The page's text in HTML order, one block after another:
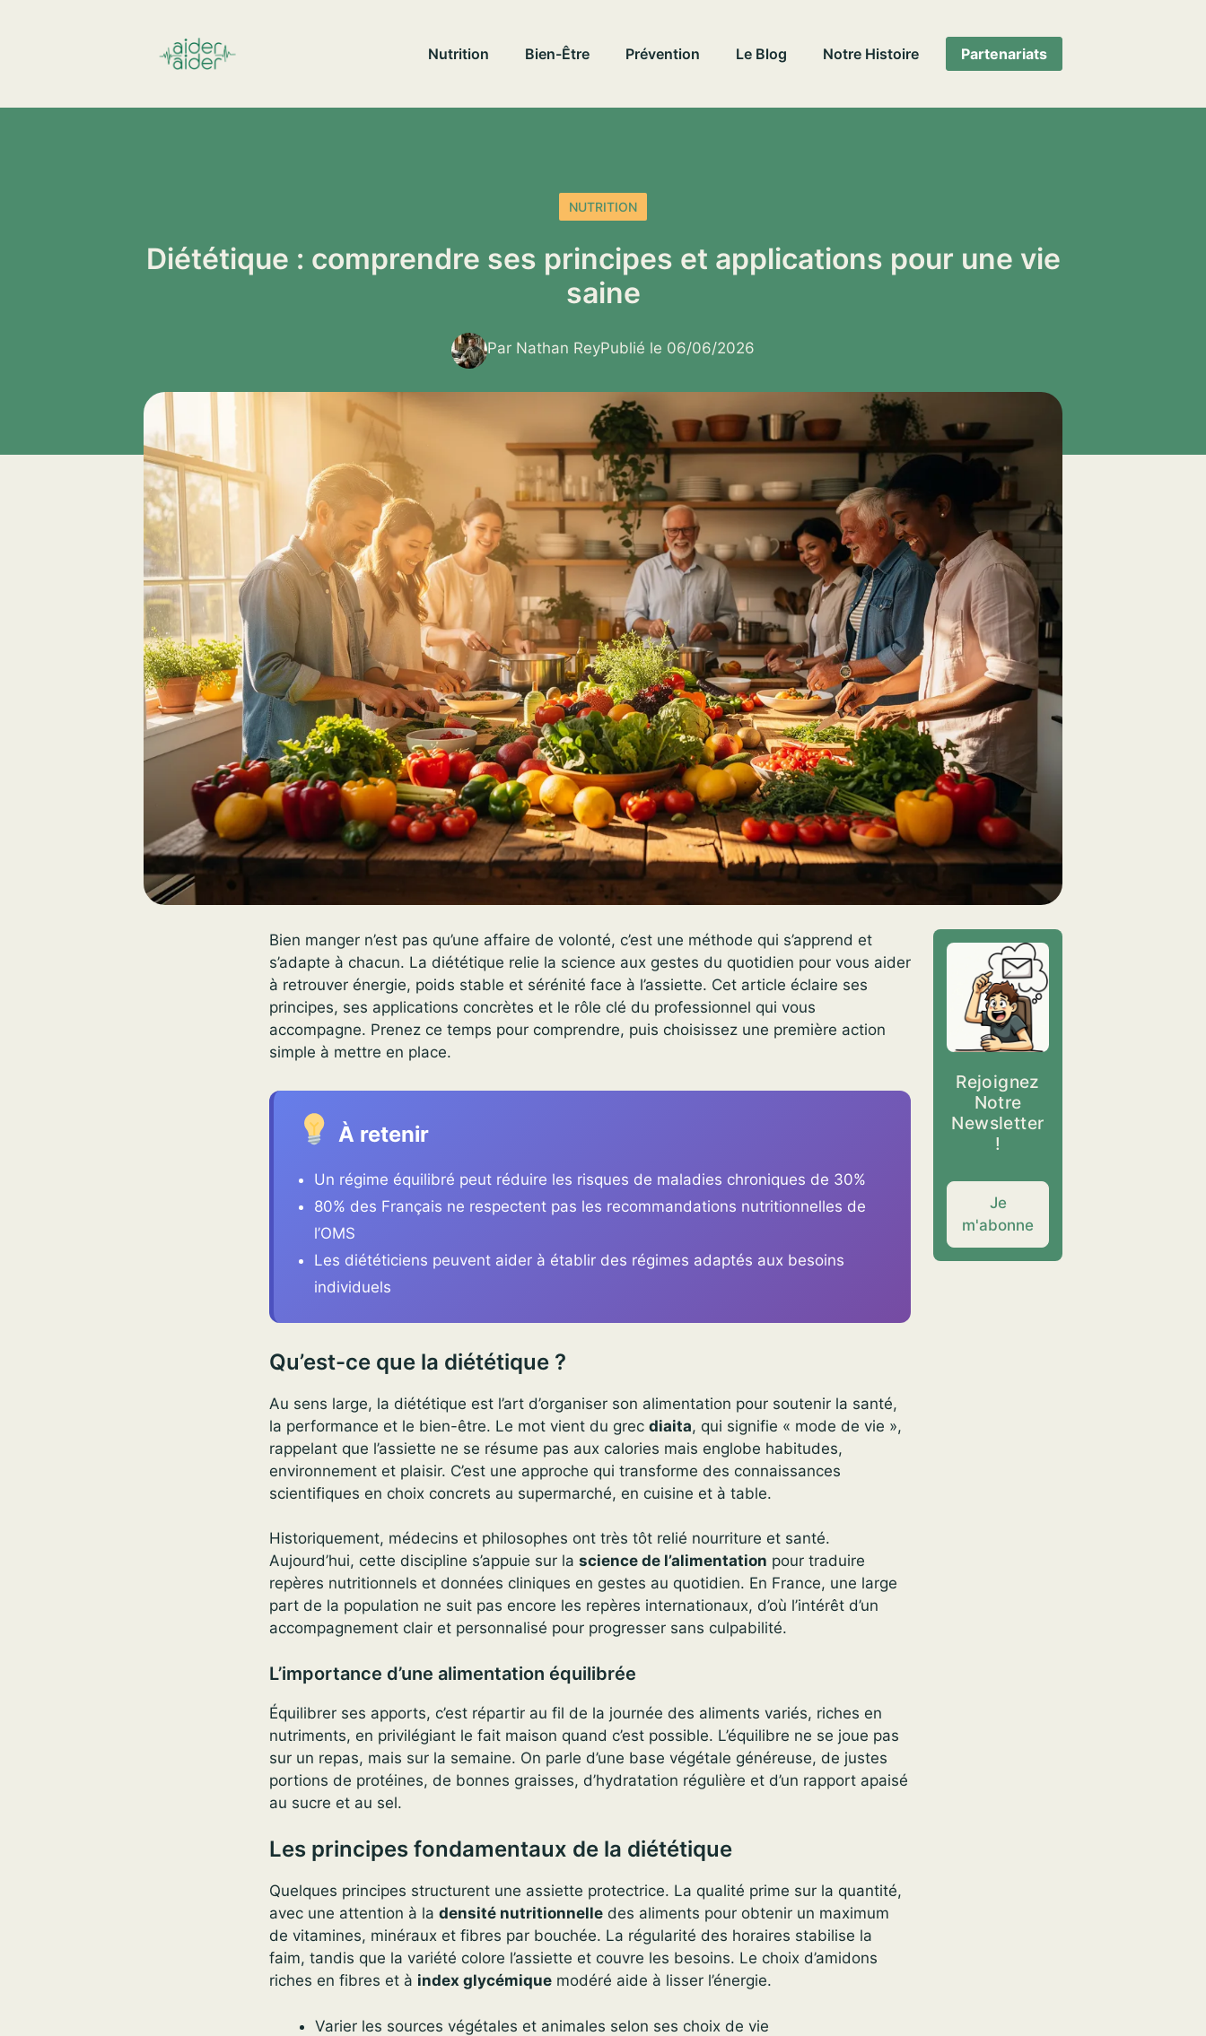
Nutrition Bien-Être Prévention Le Blog Notre Histoire Partenariats
NUTRITION
Diététique : comprendre ses principes et applications pour une vie
saine
Par Nathan ReyPublié le 06/06/2026
Bien manger n’est pas qu’une affaire de volonté, c’est une méthode qui s’apprend et
s’adapte à chacun. La diététique relie la science aux gestes du quotidien pour vous aider
à retrouver énergie, poids stable et sérénité face à l’assiette. Cet article éclaire ses
principes, ses applications concrètes et le rôle clé du professionnel qui vous
accompagne. Prenez ce temps pour comprendre, puis choisissez une première action
simple à mettre en place.
À retenir
Un régime équilibré peut réduire les risques de maladies chroniques de 30%
80% des Français ne respectent pas les recommandations nutritionnelles de
l’OMS
Les diététiciens peuvent aider à établir des régimes adaptés aux besoins
individuels
Qu’est-ce que la diététique ?
Au sens large, la diététique est l’art d’organiser son alimentation pour soutenir la santé,
la performance et le bien-être. Le mot vient du grec diaita, qui signifie « mode de vie »,
rappelant que l’assiette ne se résume pas aux calories mais englobe habitudes,
environnement et plaisir. C’est une approche qui transforme des connaissances
scientifiques en choix concrets au supermarché, en cuisine et à table.
Historiquement, médecins et philosophes ont très tôt relié nourriture et santé.
Aujourd’hui, cette discipline s’appuie sur la science de l’alimentation pour traduire
repères nutritionnels et données cliniques en gestes au quotidien. En France, une large
part de la population ne suit pas encore les repères internationaux, d’où l’intérêt d’un
accompagnement clair et personnalisé pour progresser sans culpabilité.
L’importance d’une alimentation équilibrée
Équilibrer ses apports, c’est répartir au fil de la journée des aliments variés, riches en
nutriments, en privilégiant le fait maison quand c’est possible. L’équilibre ne se joue pas
sur un repas, mais sur la semaine. On parle d’une base végétale généreuse, de justes
portions de protéines, de bonnes graisses, d’hydratation régulière et d’un rapport apaisé
au sucre et au sel.
Les principes fondamentaux de la diététique
Quelques principes structurent une assiette protectrice. La qualité prime sur la quantité,
avec une attention à la densité nutritionnelle des aliments pour obtenir un maximum
de vitamines, minéraux et fibres par bouchée. La régularité des horaires stabilise la
faim, tandis que la variété colore l’assiette et couvre les besoins. Le choix d’amidons
riches en fibres et à index glycémique modéré aide à lisser l’énergie.
Varier les sources végétales et animales selon ses choix de vie
Rejoignez
Notre
Newsletter
!
Je
m'abonne